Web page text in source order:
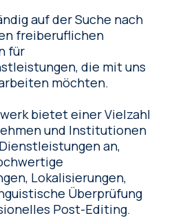
auf der Suche nach
freiberuflichen
für
die mit uns
möchten.
bietet einer Vielzahl
und Institutionen
an,
Lokalisierungen,
Überprüfung
Post-Editing.